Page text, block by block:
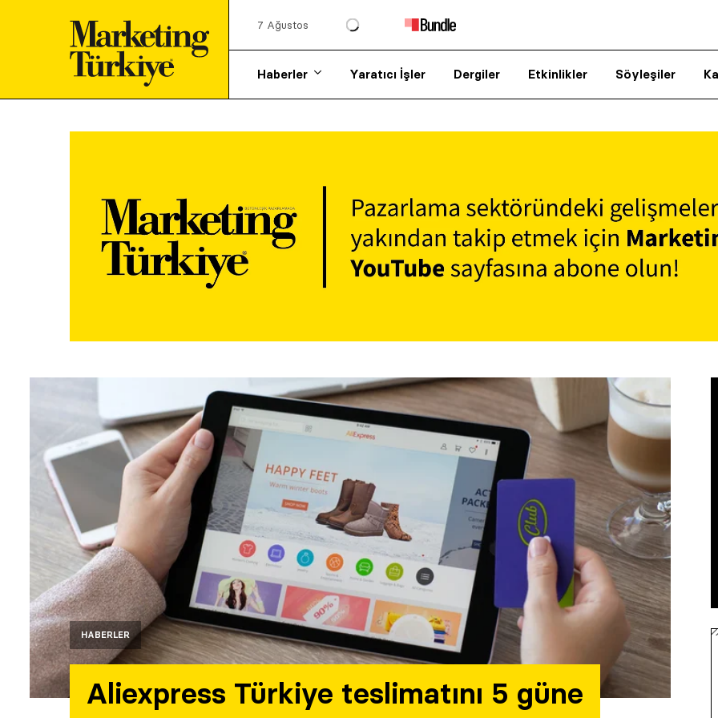
7 Ağustos
Haberler Yaratıcı İşler Dergiler Etkinlikler Söyleşiler
HABERLER
Aliexpress Türkiye teslimatını 5 güne